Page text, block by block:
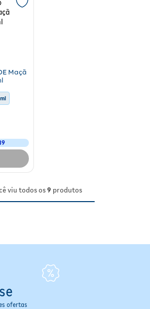
Maçã
viu todos os9 produtos
ofertas